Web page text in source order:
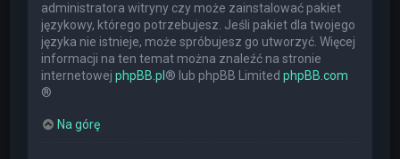
administratora witryny czy może zainstalować pakiet
językowy, którego potrzebujesz. Jeśli pakiet dla twojego
języka nie istnieje, może spróbujesz go utworzyć. Więcej
informacji na ten temat można znaleźć na stronie
internetowejphpBB.pl ® lub phpBB LimitedphpBB.com
®
Na górę